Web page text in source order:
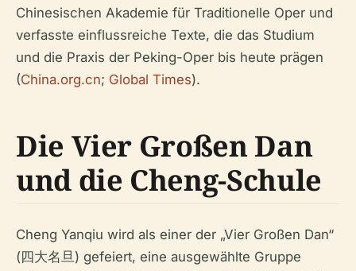
Chinesischen Akademie für Traditionelle Oper und
verfasste einflussreiche Texte, die das Studium
und die Praxis der Peking-Oper bis heute prägen
(China.org.cn; Global Times).
Die Vier Großen Dan
und die Cheng-Schule
Cheng Yanqiu wird als einer der „Vier Großen Dan“
(四大名旦) gefeiert, eine ausgewählte Gruppe